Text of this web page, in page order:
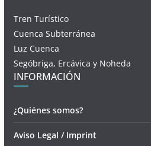
Tren Turístico
Cuenca Subterránea
Luz Cuenca
Segóbriga, Ercávica y Noheda
INFORMACIÓN
¿Quiénes somos?
Aviso Legal / Imprint